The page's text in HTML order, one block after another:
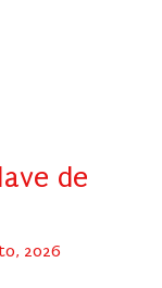
de
2026